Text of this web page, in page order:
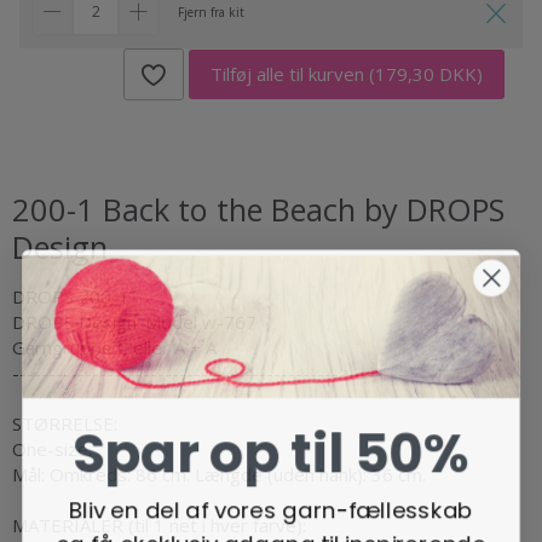
Fjern fra kit
Tilføj alle til kurven (179,30 DKK)
200-1 Back to the Beach by DROPS
Design
DROPS 200-1
DROPS Design: Model w-767
Garngruppe C eller A + A
-------------------------------------------------------
STØRRELSE:
One-size.
Mål: Omkreds: 86 cm. Længde (uden hank): 36 cm.
MATERIALER (til 1 net i hver farve):
Spar op til 50%
Bliv en del af vores garn-fællesskab